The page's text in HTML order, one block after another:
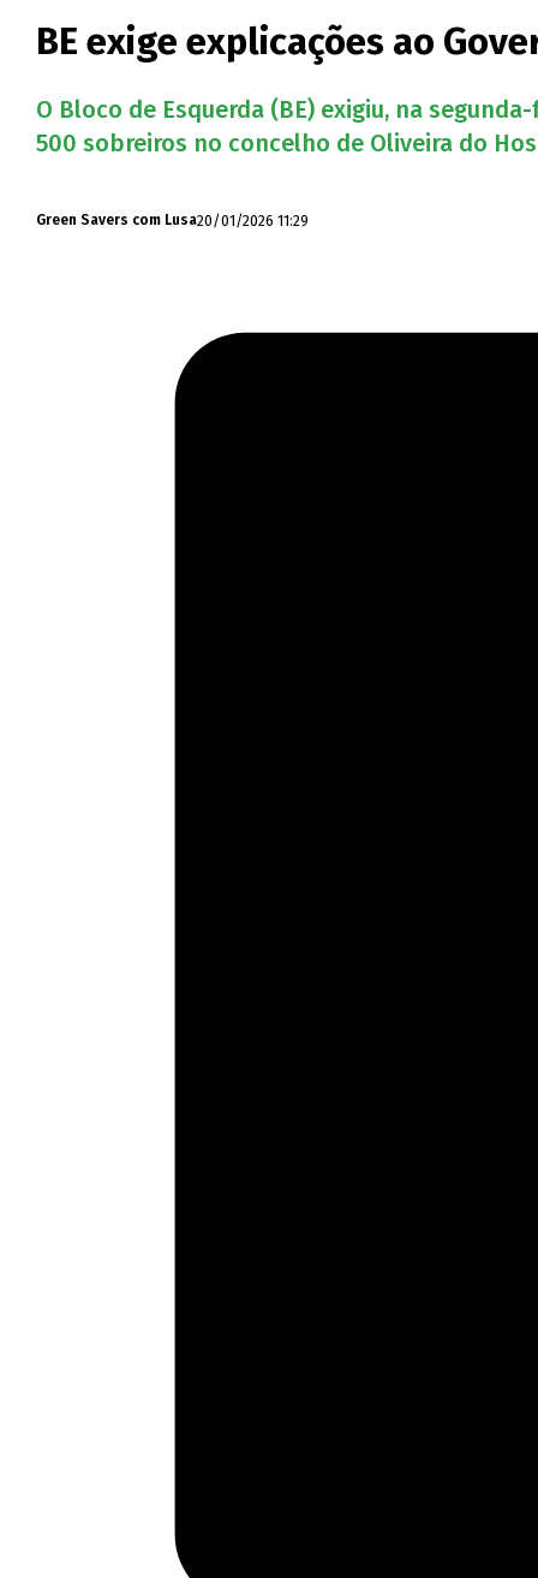
BE exige explicações ao
O Bloco de Esquerda (BE) exigiu, na
500 sobreiros no concelho de Oliveira do
Green Savers com Lusa20/01/2026 11:29